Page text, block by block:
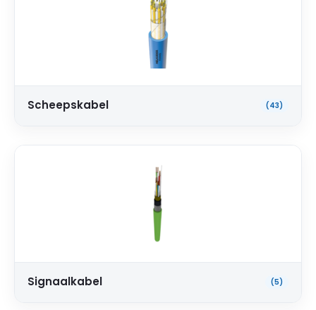
Scheepskabel (43)
Signaalkabel (5)